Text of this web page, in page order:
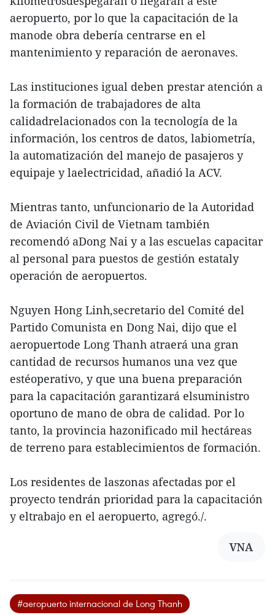
aeropuerto, por lo que la capacitación de la
manode obra debería centrarse en el
mantenimiento y reparación de aeronaves.
Las instituciones igual deben prestar atención a
la formación de trabajadores de alta
calidadrelacionados con la tecnología de la
información, los centros de datos, labiometría,
la automatización del manejo de pasajeros y
equipaje y laelectricidad, añadió la ACV.
Mientras tanto, unfuncionario de la Autoridad
de Aviación Civil de Vietnam también
recomendó aDong Nai y a las escuelas capacitar
al personal para puestos de gestión estataly
operación de aeropuertos.
Nguyen Hong Linh,secretario del Comité del
Partido Comunista en Dong Nai, dijo que el
aeropuertode Long Thanh atraerá una gran
cantidad de recursos humanos una vez que
estéoperativo, y que una buena preparación
para la capacitación garantizará elsuministro
oportuno de mano de obra de calidad. Por lo
tanto, la provincia hazonificado mil hectáreas
de terreno para establecimientos de formación.
Los residentes de laszonas afectadas por el
proyecto tendrán prioridad para la capacitación
y eltrabajo en el aeropuerto, agregó./.
VNA
#aeropuerto internacional de Long Thanh